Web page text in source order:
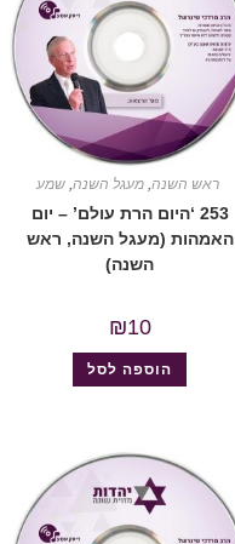
ראש השנה, מעגל השנה, שמע
253 ‘היום הרת עולם’ – יום
האמהות (מעגל השנה, ראש
השנה)
₪10
הוספה לסל